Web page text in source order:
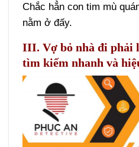
Chắc hẳn con tim mù
nằm ở đấy.
III. Vợ bỏ nhà đi phải
tìm kiếm nhanh và